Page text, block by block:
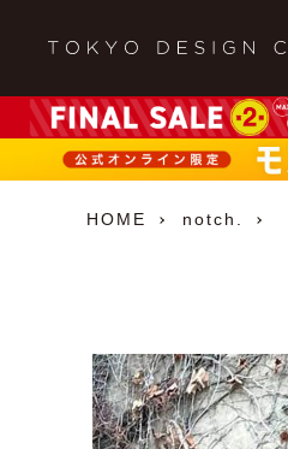
HOME notch.